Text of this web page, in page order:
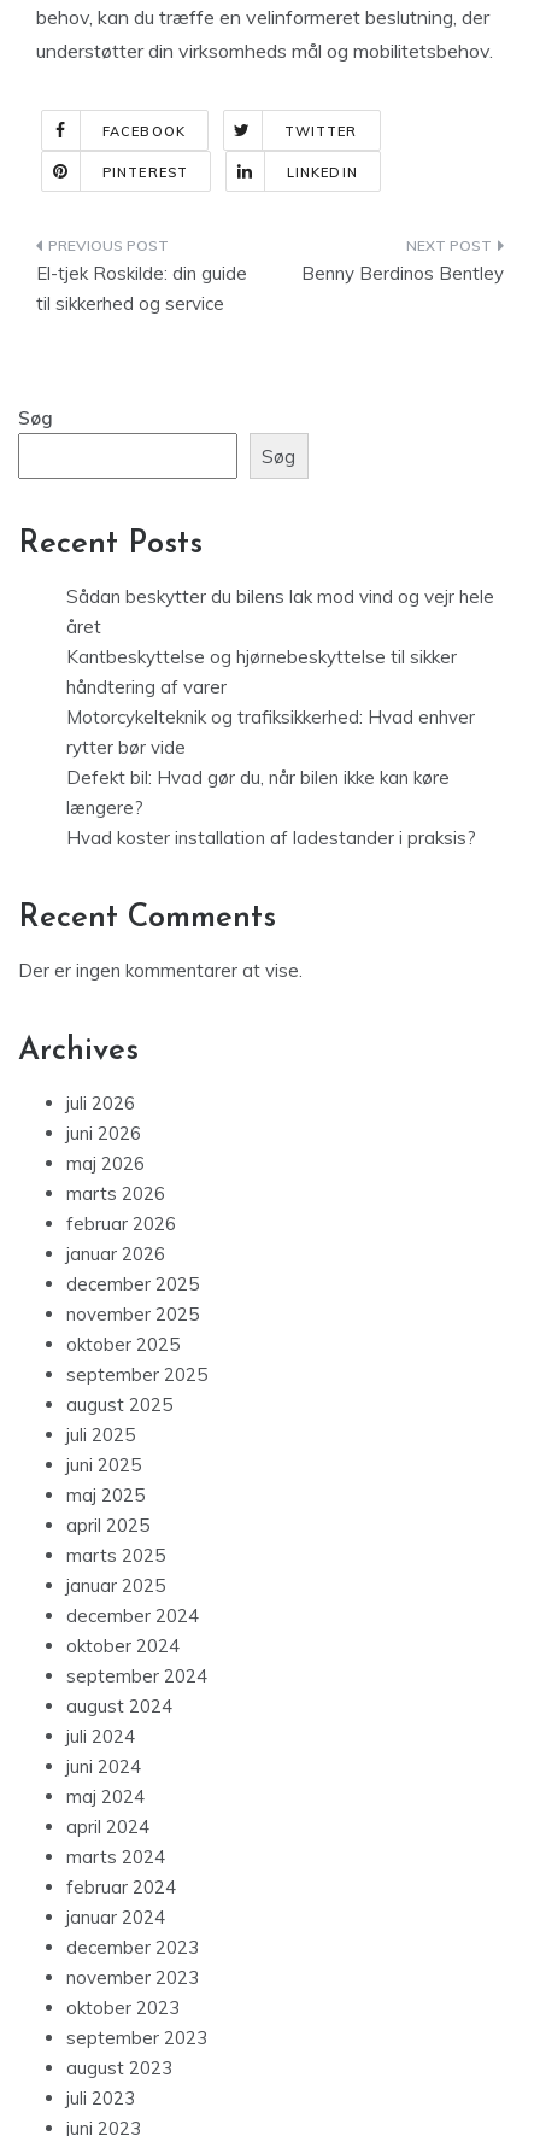
behov, kan du træffe en velinformeret beslutning, der
understøtter din virksomheds mål og mobilitetsbehov.
FACEBOOK TWITTER
PINTEREST LINKEDIN
Indlægsnavigation
El-tjek Roskilde: din guide
til sikkerhed og service
Benny Berdinos Bentley
Søg
Søg
Recent Posts
Sådan beskytter du bilens lak mod vind og vejr hele
året
Kantbeskyttelse og hjørnebeskyttelse til sikker
håndtering af varer
Motorcykelteknik og trafiksikkerhed: Hvad enhver
rytter bør vide
Defekt bil: Hvad gør du, når bilen ikke kan køre
længere?
Hvad koster installation af ladestander i praksis?
Recent Comments
Der er ingen kommentarer at vise.
Archives
juli 2026
juni 2026
maj 2026
marts 2026
februar 2026
januar 2026
december 2025
november 2025
oktober 2025
september 2025
august 2025
juli 2025
juni 2025
maj 2025
april 2025
marts 2025
januar 2025
december 2024
oktober 2024
september 2024
august 2024
juli 2024
juni 2024
maj 2024
april 2024
marts 2024
februar 2024
januar 2024
december 2023
november 2023
oktober 2023
september 2023
august 2023
juli 2023
juni 2023